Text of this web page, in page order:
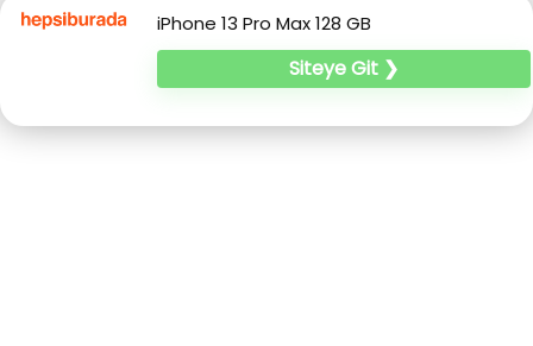
iPhone 13 Pro Max 128 GB
Siteye Git ❯